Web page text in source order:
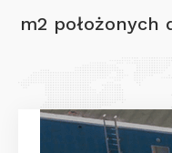
m2 położonych